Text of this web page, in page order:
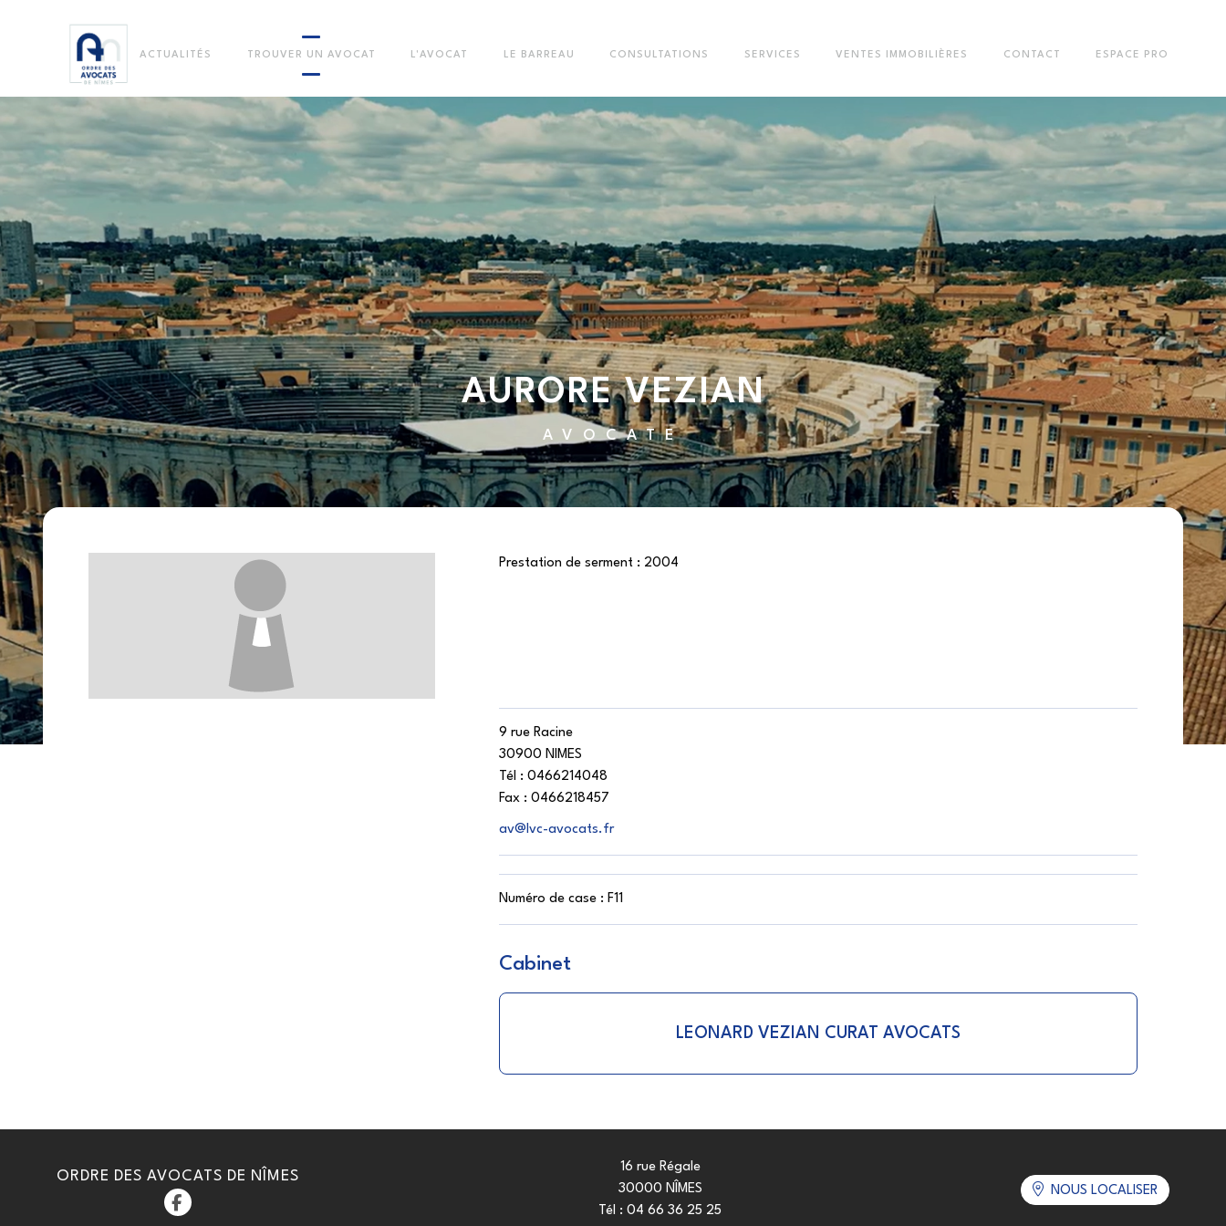
ACTUALITÉS TROUVER UN AVOCAT L'AVOCAT LE BARREAU CONSULTATIONS SERVICES VENTES IMMOBILIÈRES CONTACT ESPACE PRO
Prestation de serment : 2004
AURORE VEZIAN
AVOCATE
9 rue Racine
30900 NIMES
Tél : 0466214048
Fax : 0466218457
av@lvc-avocats.fr
Numéro de case : F11
Cabinet
LEONARD VEZIAN CURAT AVOCATS
ORDRE DES AVOCATS DE NÎMES
16 rue Régale
30000 NÎMES
Tél : 04 66 36 25 25
NOUS LOCALISER